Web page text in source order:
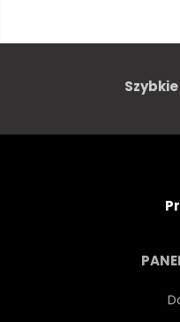
MAKIJAŻ
WARGA